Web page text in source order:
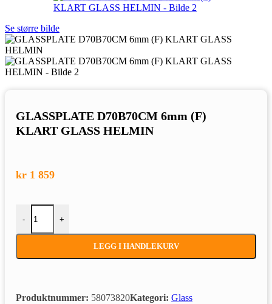
Se større bilde
GLASSPLATE D70B70CM 6mm (F)
KLART GLASS HELMIN
kr 1 859
-
GLASSPLATE D70B70CM 6mm (F) KLART GLASS
+
LEGG I HANDLEKURV
Produktnummer: 58073820Kategori: Glass